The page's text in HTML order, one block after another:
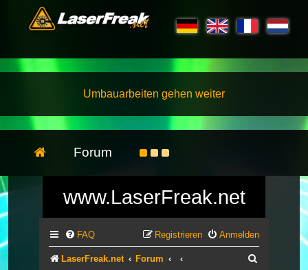
Umbauarbeiten gehen weiter
Forum
www.LaserFreak.net
FAQ Anmelden
Registrieren
LaserFreak.net Forum